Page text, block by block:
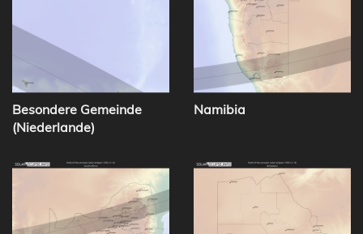
Besondere Gemeinde
(Niederlande)
Namibia